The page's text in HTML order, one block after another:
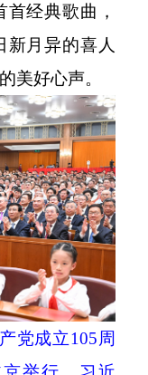
经典歌曲，
新月异的喜人
美好心声。
党成立105周